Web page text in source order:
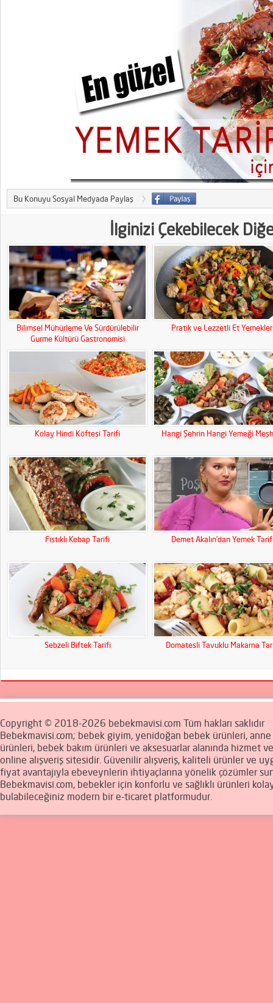
Bu Konuyu Sosyal Medyada Paylaş
İlginizi Çekebilecek
Bilimsel Mühürleme Ve Sürdürülebilir
Gurme Kültürü Gastronomisi
Pratik ve Lezzetli Et
Kolay Hindi Köftesi Tarifi Hangi Şehrin Hangi Yemeği
Fıstıklı Kebap Tarifi Demet Akalın’dan Yemek
Sebzeli Biftek Tarifi Domatesli Tavuklu Makarna
Copyright © 2018-2026 bebekmavisi.com Tüm hakları saklıdır
Bebekmavisi.com; bebek giyim, yenidoğan bebek ürünleri,
ürünleri, bebek bakım ürünleri ve aksesuarlar alanında hizmet
online alışveriş sitesidir. Güvenilir alışveriş, kaliteli ürünler ve
fiyat avantajıyla ebeveynlerin ihtiyaçlarına yönelik çözümler
Bebekmavisi.com, bebekler için konforlu ve sağlıklı ürünleri
bulabileceğiniz modern bir e-ticaret platformudur.